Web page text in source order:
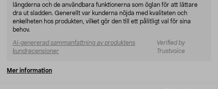
längderna och de användbara funktionerna som öglan för att lättare
dra ut sladden. Generellt var kunderna nöjda med kvaliteten och
enkelheten hos produkten, vilket gör den till ett pålitligt val för sina
behov.
AI-genererad sammanfattning av produktens
kundrecensioner
Verified by
Trustvoice
Mer information